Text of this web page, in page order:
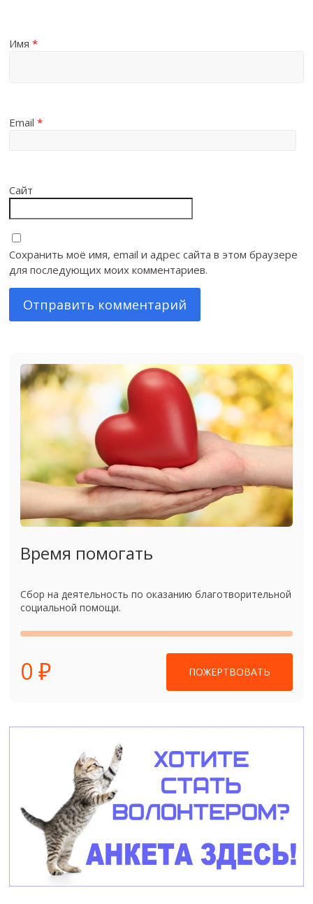
Имя*
Email*
Сайт
Сохранить моё имя, email и адрес сайта в этом браузере
для последующих моих комментариев.
Время помогать
Сбор на деятельность по оказанию благотворительной
социальной помощи.
0 ₽ ПОЖЕРТВОВАТЬ